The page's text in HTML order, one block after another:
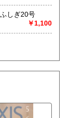
しぎ20号
￥1,100